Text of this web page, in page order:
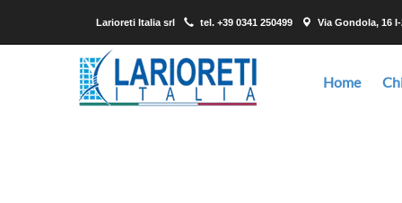
Larioreti Italia srl tel. +39 0341 250499 Via Gondola, 16
Home